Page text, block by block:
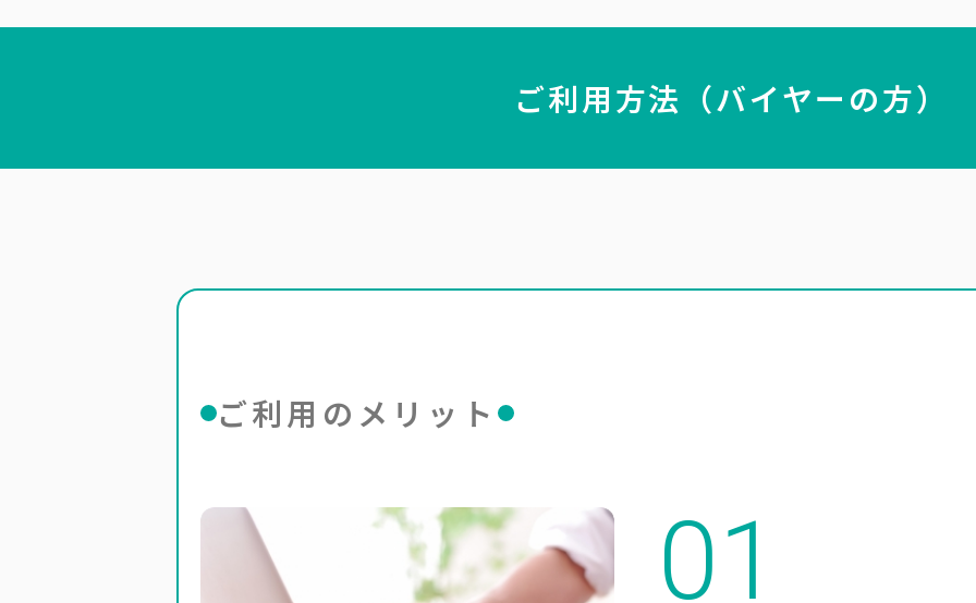
ご利用方法（バイヤーの方）
ご利用のメリット